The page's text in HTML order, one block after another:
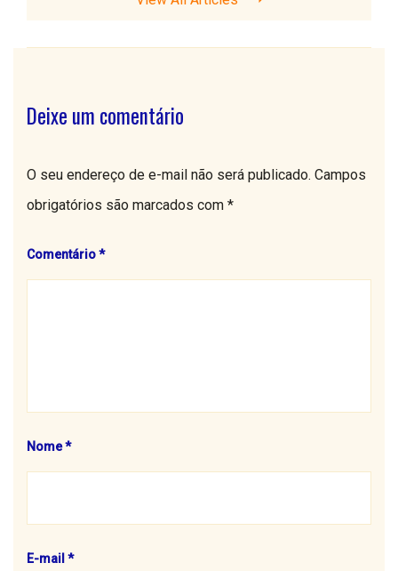
Deixe um comentário
O seu endereço de e-mail não será publicado. Campos
obrigatórios são marcados com *
Comentário*
Nome*
E-mail *